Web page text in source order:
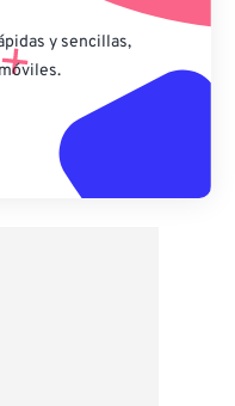
y sencillas,